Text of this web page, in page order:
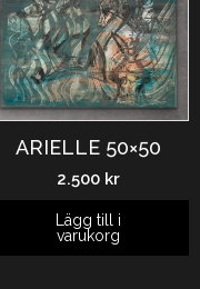
ARIELLE 50×50
2.500 kr
Lägg till i
varukorg